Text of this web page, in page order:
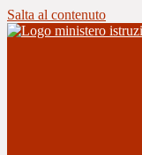
Salta al contenuto